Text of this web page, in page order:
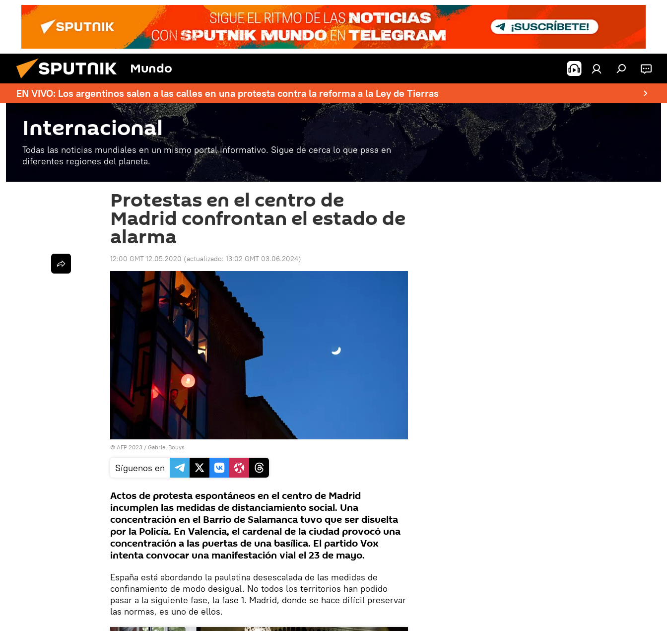
Mundo
EN VIVO: Los argentinos salen a las calles en una protesta contra la reforma a la Ley de Tierras
Internacional
Todas las noticias mundiales en un mismo portal informativo. Sigue de cerca lo que pasa en
diferentes regiones del planeta.
Protestas en el centro de
Madrid confrontan el estado de
alarma
12:00 GMT 12.05.2020 (actualizado: 13:02 GMT 03.06.2024)
© AFP 2023 / Gabriel Bouys
Síguenos en
Actos de protesta espontáneos en el centro de Madrid
incumplen las medidas de distanciamiento social. Una
concentración en el Barrio de Salamanca tuvo que ser disuelta
por la Policía. En Valencia, el cardenal de la ciudad provocó una
concentración a las puertas de una basílica. El partido Vox
intenta convocar una manifestación vial el 23 de mayo.
España está abordando la paulatina desescalada de las medidas de
confinamiento de modo desigual. No todos los territorios han podido
pasar a la siguiente fase, la fase 1. Madrid, donde se hace difícil preservar
las normas, es uno de ellos.